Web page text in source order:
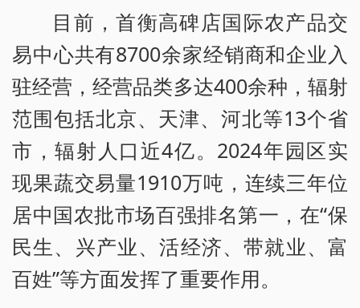
目前，首衡高碑店国际农产品交
易中心共有8700余家经销商和企业入
驻经营，经营品类多达400余种，辐射
范围包括北京、天津、河北等13个省
市，辐射人口近4亿。2024年园区实
现果蔬交易量1910万吨，连续三年位
居中国农批市场百强排名第一，在“保
民生、兴产业、活经济、带就业、富
百姓”等方面发挥了重要作用。